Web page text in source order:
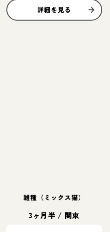
詳細を見る
雑種（ミックス猫）
3ヶ月半 / 関東